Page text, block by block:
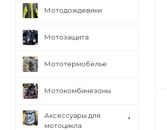
Мотодождевики
Мотозащита
Мототермобелье
Мотокомбинезоны
Аксессуары для
мотоцикла